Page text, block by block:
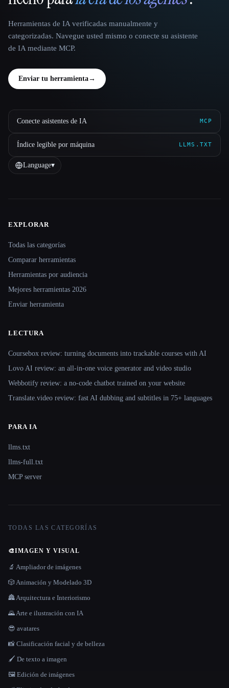
Herramientas de IA verificadas manualmente y
categorizadas. Navegue usted mismo o conecte su asistente
de IA mediante MCP.
Enviar tu herramienta→
Conecte asistentes de IA MCP
Índice legible por máquina LLMS.TXT
Language▾
Site navigation
EXPLORAR
Todas las categorías
Comparar herramientas
Herramientas por audiencia
Mejores herramientas 2026
Enviar herramienta
LECTURA
Coursebox review: turning documents into trackable courses with AI
Lovo AI review: an all-in-one voice generator and video studio
Webbotify review: a no-code chatbot trained on your website
Translate.video review: fast AI dubbing and subtitles in 75+ languages
PARA IA
llms.txt
llms-full.txt
MCP server
TODAS LAS CATEGORÍAS
🎨IMAGEN Y VISUAL
🔬 Ampliador de imágenes
🎲 Animación y Modelado 3D
🏯 Arquitectura e Interiorismo
🌄 Arte e ilustración con IA
😎 avatares
📸 Clasificación facial y de belleza
🖌️ De texto a imagen
🖼️ Edición de imágenes